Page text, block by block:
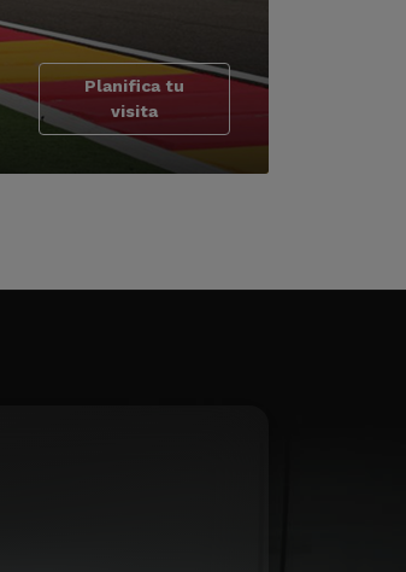
Planifica tu
visita